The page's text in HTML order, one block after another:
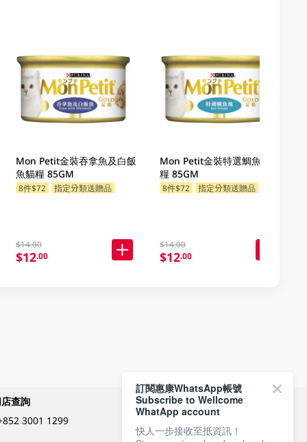
Mon Petit金裝吞拿魚及白飯
魚貓糧 85GM
8件$72 指定分類送贈品
$14.00
$12.00
Mon Petit金裝特選鯛魚塊貓
糧 85GM
8件$72 指定分類送贈品
$14.00
$12.00
查詢
3001 1299
付款方式
訂閱惠康WhatsApp帳號
Subscribe to Wellcome
WhatApp account
快人一步接收至抵資訊！